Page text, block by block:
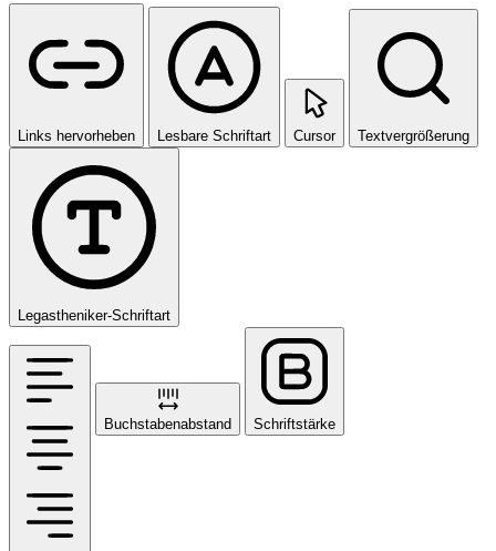
Links hervorheben Lesbare Schriftart Cursor Textvergrößerung
Legastheniker-Schriftart
Buchstabenabstand Schriftstärke